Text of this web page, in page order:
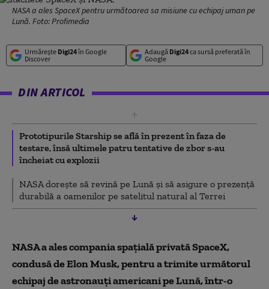
NASA a ales SpaceX pentru următoarea sa misiune cu echipaj uman pe
Lună. Foto: Profimedia
Urmărește Digi24în Google
Discover
Adaugă Digi24ca sursă preferată în
Google
DIN ARTICOL
Prototipurile Starship se află în prezent în faza de
testare, însă ultimele patru tentative de zbor s-au
încheiat cu explozii
NASA doreşte să revină pe Lună şi să asigure o prezenţă
durabilă a oamenilor pe satelitul natural al Terrei
NASA a ales compania spaţială privată SpaceX,
condusă de Elon Musk, pentru a trimite următorul
echipaj de astronauţi americani pe Lună, într-o